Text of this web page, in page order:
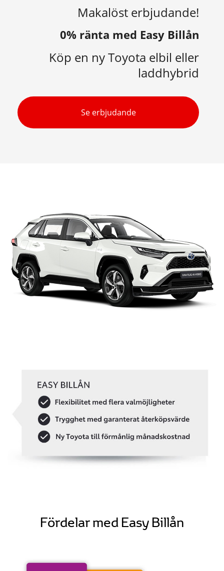
Makalöst erbjudande!
0% ränta med Easy Billån
Köp en ny Toyota elbil eller
laddhybrid
Se erbjudande
Fördelar med Easy Billån